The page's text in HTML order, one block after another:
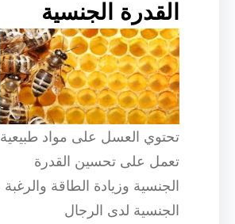
القدرة الجنسية
تحتوي العسل على مواد طبيعية
تعمل على تحسين القدرة
الجنسية وزيادة الطاقة والرغبة
الجنسية لدى الرجال